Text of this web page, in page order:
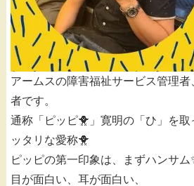
アームスの障害福祉サービス管理
者です。
通称「ピッピ🐥」寛明の「ひ」を
ッタリな愛称🐥
ピッピの第一印象は、まずハンサム
目が面白い、耳が面白い、